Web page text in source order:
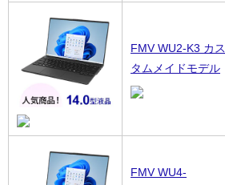
FMV WU2-K3 カス
タムメイドモデル
FMV WU4-